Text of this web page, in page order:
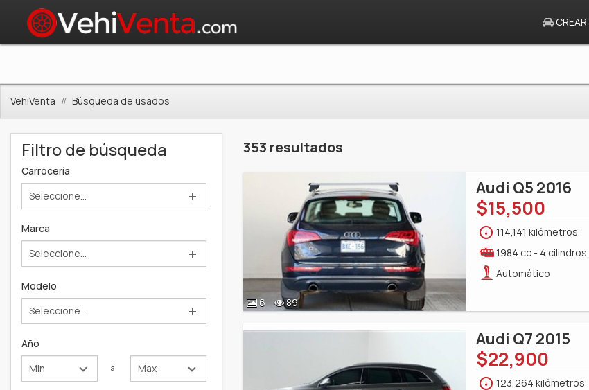
VehiVenta Búsqueda de usados
Filtro de búsqueda
Carrocería
Seleccione...
Marca
Seleccione...
Modelo
Seleccione...
Año
Min
al Max
353 resultados
6 89
Audi Q5 2016
$15,500
114,141 kilómetros
1984 cc - 4 cilindros,
Automático
Audi Q7 2015
$22,900
123,264 kilómetros